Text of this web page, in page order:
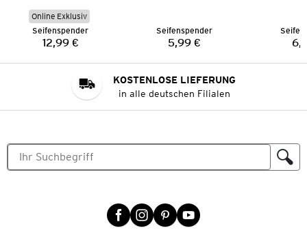
Online Exklusiv
Seifenspender
Preis:
12,99 €
Seifenspender
Preis:
5,99 €
KOSTENLOSE LIEFERUNG
in alle deutschen Filialen